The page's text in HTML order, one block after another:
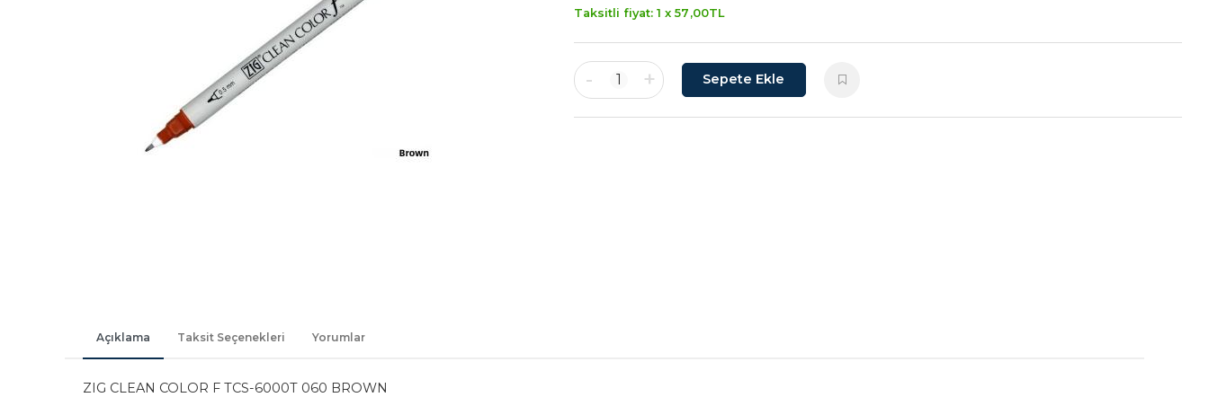
Taksitli fiyat: 1 x 57 ,00TL
- 1 + Sepete Ekle
Açıklama Taksit Seçenekleri Yorumlar
ZIG CLEAN COLOR F TCS-6000T 060 BROWN